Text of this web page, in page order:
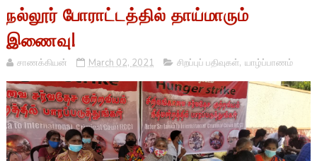
நல்லூர் போராட்டத்தில் தாய்மாரும்
இணைவு!
சாணக்கியன் March 02, 2021 சிறப்புப் பதிவுகள், யாழ்ப்பாணம்